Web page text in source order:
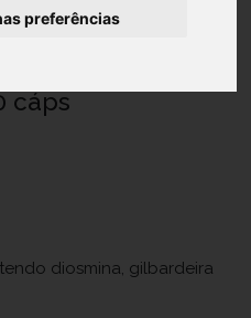
preferências
cáps
diosmina, gilbardeira